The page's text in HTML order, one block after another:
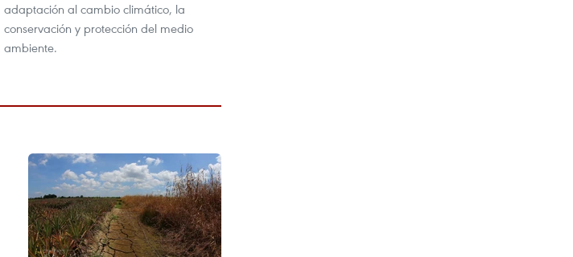
adaptación al cambio climático, la
conservación y protección del medio
ambiente.